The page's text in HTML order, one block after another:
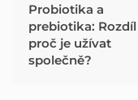
Probiotika a
prebiotika: Rozdíl
proč je užívat
společně?